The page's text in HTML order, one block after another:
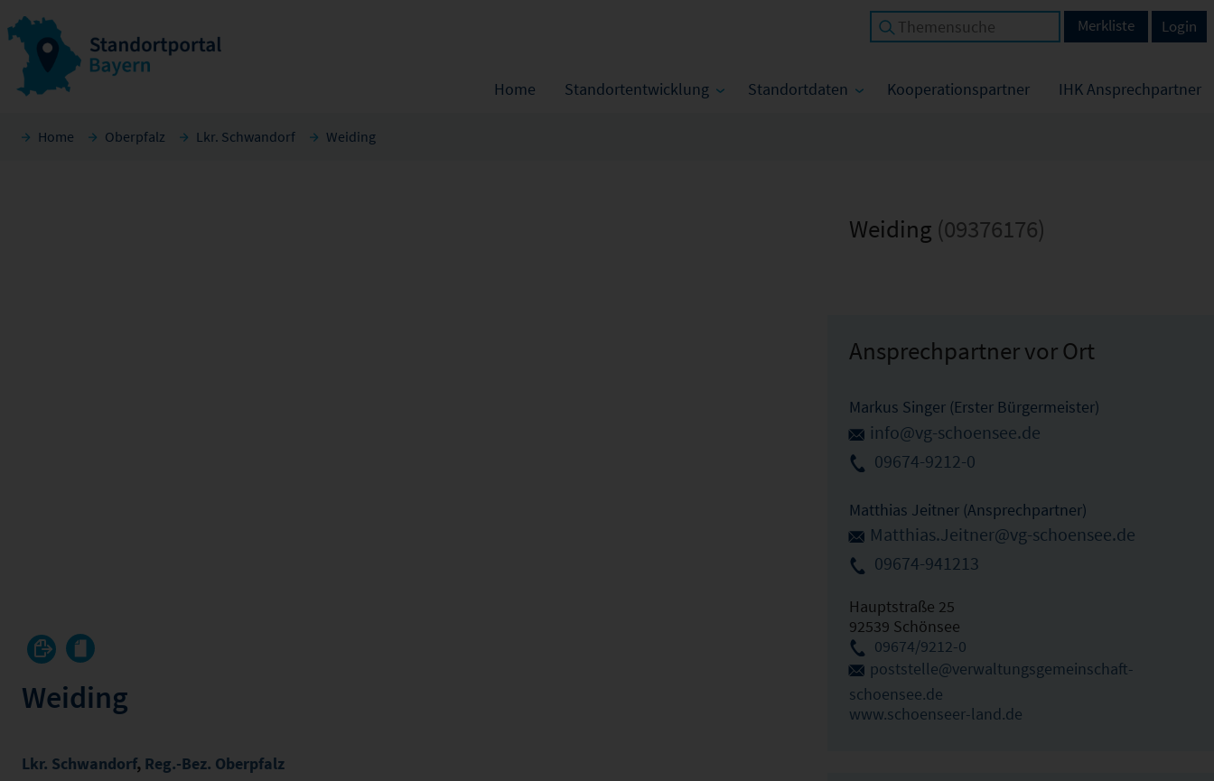
Home Standortentwicklung Standortdaten Kooperationspartner IHK Ansprechpartner
Login
Merkliste
Home Oberpfalz Lkr. Schwandorf Weiding
Weiding
Lkr. Schwandorf, Reg.-Bez. Oberpfalz
Weiding (09376176)
Ansprechpartner vor Ort
Markus Singer (Erster Bürgermeister)
info@vg-schoensee.de
09674-9212-0
Matthias Jeitner (Ansprechpartner)
Matthias.Jeitner@vg-schoensee.de
09674-941213
Hauptstraße 25
92539 Schönsee
09674/9212-0
poststelle@verwaltungsgemeinschaft-
schoensee.de
www.schoenseer-land.de